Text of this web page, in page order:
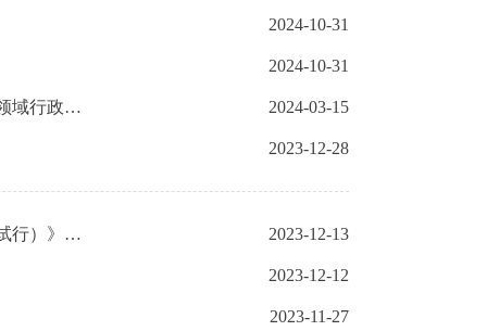
2024-10-31
2024-10-31
【文字解读】关于《北京市粮食领域行政处罚裁量权基准》《北京市粮食领域行政处罚裁量权基准表及处罚公示期限目录》的政策解读 2024-03-15
2023-12-28
【文字解读】关于《北京市粮食收购（入库）和出库粮食安全必检项目（试行）》的政策解读 2023-12-13
2023-12-12
2023-11-27